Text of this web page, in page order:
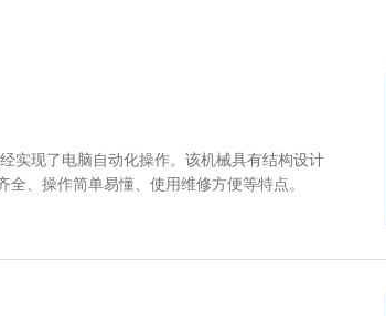
实现了电脑自动化操作。该机械具有结构设计
、操作简单易懂、使用维修方便等特点。